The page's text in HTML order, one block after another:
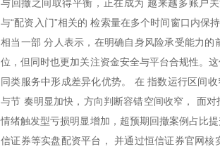
与回撤之间取得平衡，正在成为 越来越多账户
与“配资入门”相关的 检索量在多个时间窗口内保
相当一部 分人表示，在明确自身风险承受能力
位，但同时也更加关注资金安全与平台合规性。
同类服务中形成差异化优势。 在 指数运行区间
与节 奏明显加快，方向判断容错空间收窄， 面
情绪触发型亏损明显增加，超预期回撤案例占比
信证券等实盘配资平台， 并通过恒信证券官网